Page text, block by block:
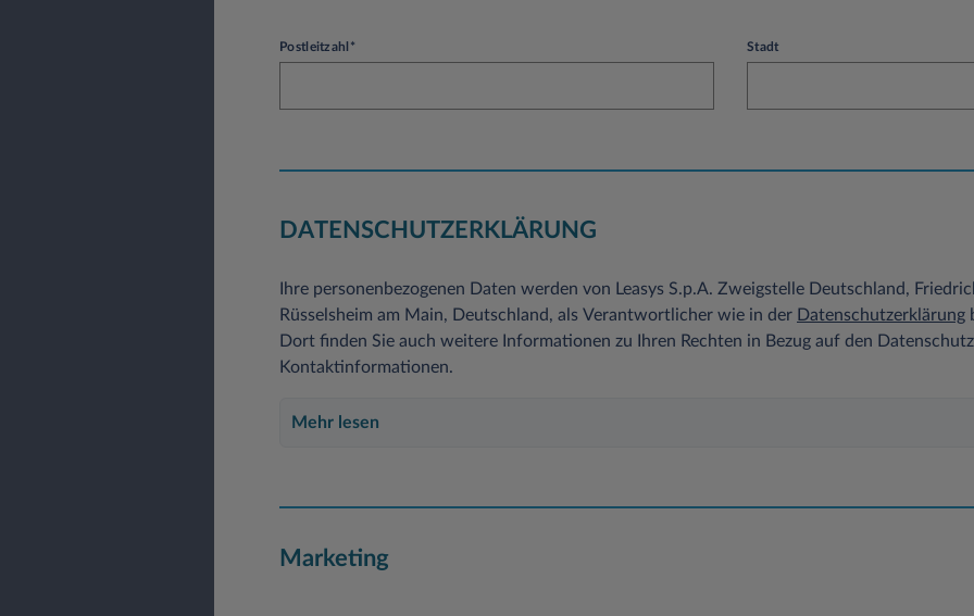
Postleitzahl* Stadt
DATENSCHUTZERKLÄRUNG
Ihre personenbezogenen Daten werden von Leasys S.p.A. Zweigstelle Deutschland,
Rüsselsheim am Main, Deutschland, als Verantwortlicher wie in der Datenschutzerklärung
Dort finden Sie auch weitere Informationen zu Ihren Rechten in Bezug auf den
Kontaktinformationen.
Mehr lesen
Marketing